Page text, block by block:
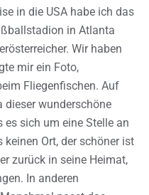
in die USA habe ich das
in Atlanta
Wir haben
mir ein Foto,
Fliegenfischen. Auf
dieser wunderschöne
es sich um eine Stelle an
Ort, der schöner ist
zurück in seine Heimat,
In anderen